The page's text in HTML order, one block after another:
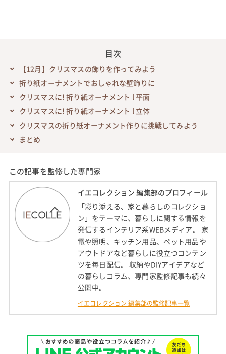
目次
【12月】クリスマスの飾りを作ってみよう
折り紙オーナメントでおしゃれな壁飾りに
クリスマスに! 折り紙オーナメント l 平面
クリスマスに! 折り紙オーナメント l 立体
クリスマスの折り紙オーナメント作りに挑戦してみよう
まとめ
この記事を監修した専門家
イエコレクション 編集部のプロフィール
「彩り添える、家と暮らしのコレクショ
ン」をテーマに、暮らしに関する情報を
発信するインテリア系WEBメディア。 家
電や照明、キッチン用品、ペット用品や
アウトドアなど暮らしに役立つコンテン
ツを毎日配信。 収納やDIYアイデアなど
の暮らしコラム、専門家監修記事も続々
公開中。
イエコレクション 編集部の監修記事一覧